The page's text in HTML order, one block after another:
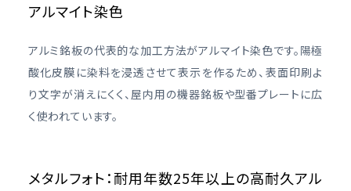
アルマイト染色
アルミ銘板の代表的な加工方法がアルマイト染色です。陽極
酸化皮膜に染料を浸透させて表示を作るため、表面印刷よ
り文字が消えにくく、屋内用の機器銘板や型番プレートに広
く使われています。
メタルフォト：耐用年数25年以上の高耐久アル